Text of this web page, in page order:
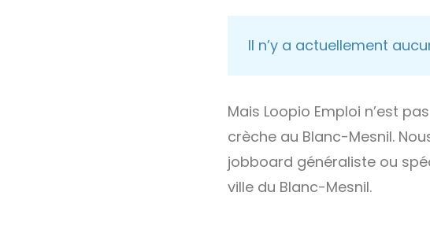
Il n’y a actuellement
Mais Loopio Emploi n’est
crèche au Blanc-Mesnil.
jobboard généraliste ou
ville du Blanc-Mesnil.